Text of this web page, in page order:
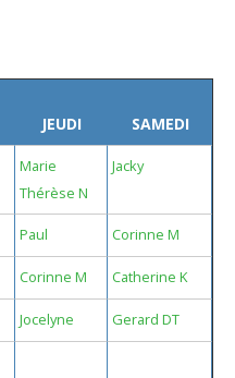
JEUDI SAMEDI
Marie
Thérèse N
Jacky
Paul Corinne M
Corinne M Catherine K
Jocelyne Gerard DT